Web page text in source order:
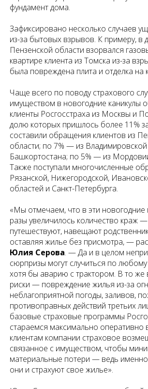
фундамент дома.
Зафиксировано несколько случаев
из-за бытовых взрывов. К примеру, в
Пензенской области взорвался
квартире клиента из Томска из-за
была повреждена плита и отделка на
Чаще всего по поводу страхового
имуществом в новогодние каникулы
клиенты Росгосстраха из Москвы и
долю которых пришлось более 11%
составили обращения клиентов из
области; по 7% — из
Башкортостана; по 5% — из
Также поступали многочисленные
Рязанской, Нижегородской,
областей и Санкт-Петербурга.
«Мы отмечаем, что в эти новогодние
разы увеличилось количество краж
путешествуют, навещают
оставляя жилье без присмотра, —
Юлия Серова. — Да и в целом
сюрпризы могут случиться по любому
хотя бы аварию с трактором. В то же
риски — повреждение жилья из-за
неблагоприятной погоды, заливов,
противоправных действий третьих
базовые страховые программы
стараемся максимально оперативно
клиентам компании страховое
связанное с имуществом, чтобы
материальные потери — ведь
они и страхуют свое жилье».